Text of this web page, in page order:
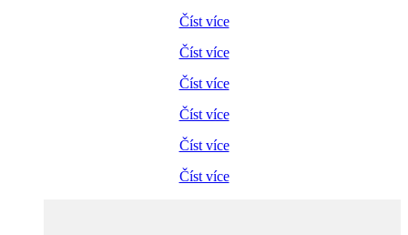
Číst více
Číst více
Číst více
Číst více
Číst více
Číst více